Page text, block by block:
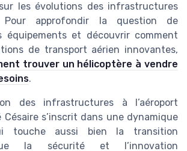
les évolutions des infrastructures
Pour approfondir la question de
équipements et découvrir comment
de transport aérien innovantes,
trouver un hélicoptère à vendre
.
des infrastructures à l’aéroport
Césaire s’inscrit dans une dynamique
touche aussi bien la transition
la sécurité et l’innovation